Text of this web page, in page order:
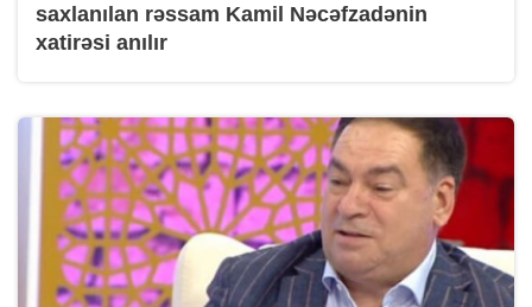
saxlanılan rəssam Kamil Nəcəfzadənin
xatirəsi anılır